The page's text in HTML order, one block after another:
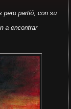
pero partió, con su
a encontrar